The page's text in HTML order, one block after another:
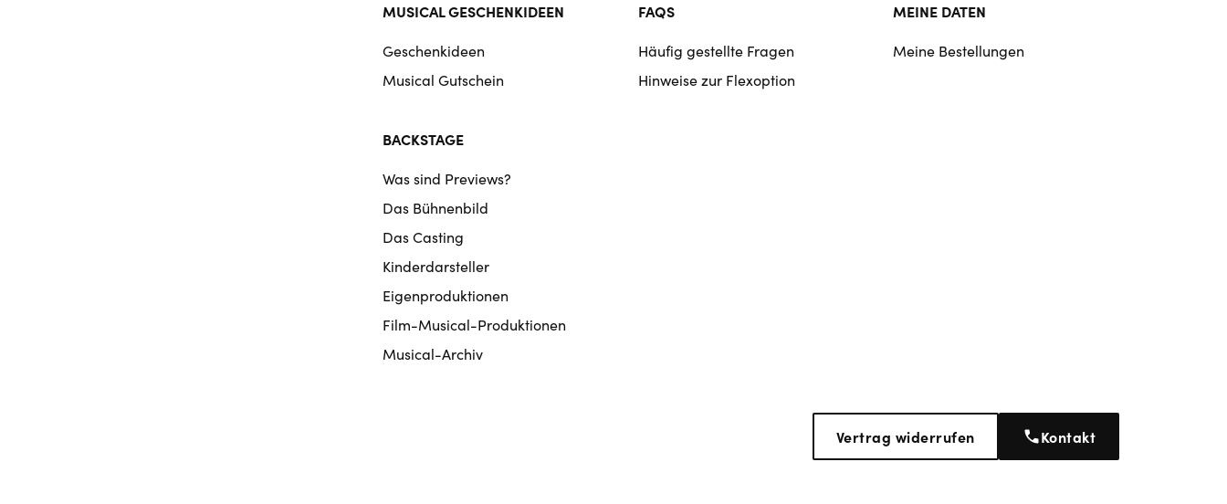
MUSICAL GESCHENKIDEEN
Geschenkideen
Musical Gutschein
FAQS
Häufig gestellte Fragen
Hinweise zur Flexoption
MEINE DATEN
Meine Bestellungen
BACKSTAGE
Was sind Previews?
Das Bühnenbild
Das Casting
Kinderdarsteller
Eigenproduktionen
Film-Musical-Produktionen
Musical-Archiv
Vertrag widerrufen Kontakt